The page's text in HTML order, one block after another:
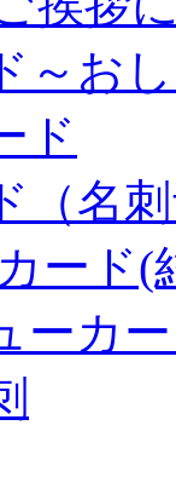
～お
ド
（名
ード(
ーカ